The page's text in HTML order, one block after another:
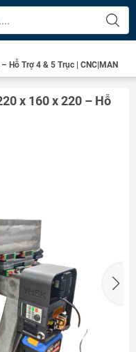
Hỗ Trợ 4 & 5 Trục | CNC|MAN
x 160 x 220 – Hỗ